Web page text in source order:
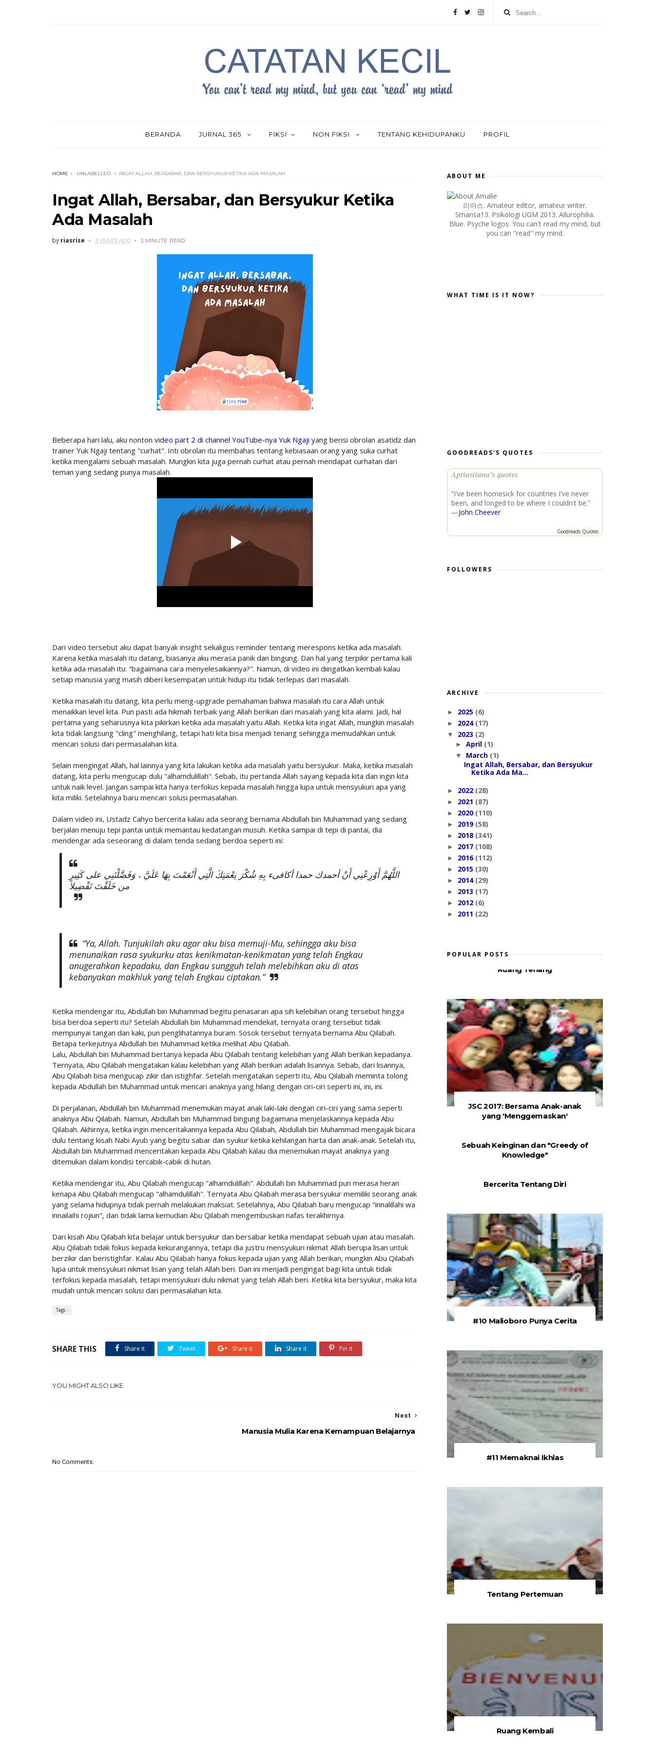
BERANDA JURNAL 365 FIKSI NON FIKSI TENTANG KEHIDUPANKU PROFIL
HOME UNLABELLED INGAT ALLAH, BERSABAR, DAN BERSYUKUR KETIKA ADA MASALAH
Ingat Allah, Bersabar, dan Bersyukur Ketika
Ada Masalah
by riasrise 3 YEARS AGO 2 MINUTE READ
Beberapa hari lalu, aku nonton video part 2 di channel YouTube-nya Yuk Ngaji yang berisi obrolan asatidz dan
trainer Yuk Ngaji tentang "curhat". Inti obrolan itu membahas tentang kebiasaan orang yang suka curhat
ketika mengalami sebuah masalah. Mungkin kita juga pernah curhat atau pernah mendapat curhatan dari
teman yang sedang punya masalah.
Dari video tersebut aku dapat banyak insight sekaligus reminder tentang merespons ketika ada masalah.
Karena ketika masalah itu datang, biasanya aku merasa panik dan bingung. Dan hal yang terpikir pertama kali
ketika ada masalah itu: "bagaimana cara menyelesaikannya?". Namun, di video ini diingatkan kembali kalau
setiap manusia yang masih diberi kesempatan untuk hidup itu tidak terlepas dari masalah.
Ketika masalah itu datang, kita perlu meng-upgrade pemahaman bahwa masalah itu cara Allah untuk
menaikkan level kita. Pun pasti ada hikmah terbaik yang Allah berikan dari masalah yang kita alami. Jadi, hal
pertama yang seharusnya kita pikirkan ketika ada masalah yaitu Allah. Ketika kita ingat Allah, mungkin masalah
kita tidak langsung "cling" menghilang, tetapi hati kita bisa menjadi tenang sehingga memudahkan untuk
mencari solusi dari permasalahan kita.
Selain mengingat Allah, hal lainnya yang kita lakukan ketika ada masalah yaitu bersyukur. Maka, ketika masalah
datang, kita perlu mengucap dulu "alhamdulillah". Sebab, itu pertanda Allah sayang kepada kita dan ingin kita
untuk naik level. Jangan sampai kita hanya terfokus kepada masalah hingga lupa untuk mensyukuri apa yang
kita miliki. Setelahnya baru mencari solusi permasalahan.
Dalam video ini, Ustadz Cahyo bercerita kalau ada seorang bernama Abdullah bin Muhammad yang sedang
berjalan menuju tepi pantai untuk memantau kedatangan musuh. Ketika sampai di tepi di pantai, dia
mendengar ada seseorang di dalam tenda sedang berdoa seperti ini:
اللَّهُمَّ أَوْزِعْنِي أَنْ أحمدك حمدا أكافىء بِهِ شُكْرَ نِعْمَتِكَ الَّتِي أَنْعَمْتَ بِهَا عَلَيَّ ، وَفَضَّلْتَنِي على كَثِيرٍ
من خَلَقْتَ تَفْضِيلا
“Ya, Allah. Tunjukilah aku agar aku bisa memuji-Mu, sehingga aku bisa
menunaikan rasa syukurku atas kenikmatan-kenikmatan yang telah Engkau
anugerahkan kepadaku, dan Engkau sungguh telah melebihkan aku di atas
kebanyakan makhluk yang telah Engkau ciptakan.”
Ketika mendengar itu, Abdullah bin Muhammad begitu penasaran apa sih kelebihan orang tersebut hingga
bisa berdoa seperti itu? Setelah Abdullah bin Muhammad mendekat, ternyata orang tersebut tidak
mempunyai tangan dan kaki, pun penglihatannya buram. Sosok tersebut ternyata bernama Abu Qilabah.
Betapa terkejutnya Abdullah bin Muhammad ketika melihat Abu Qilabah.
Lalu, Abdullah bin Muhammad bertanya kepada Abu Qilabah tentang kelebihan yang Allah berikan kepadanya.
Ternyata, Abu Qilabah mengatakan kalau kelebihan yang Allah berikan adalah lisannya. Sebab, dari lisannya,
Abu Qilabah bisa mengucap zikir dan istighfar. Setelah mengatakan seperti itu, Abu Qilabah meminta tolong
kepada Abdullah bin Muhammad untuk mencari anaknya yang hilang dengan ciri-ciri seperti ini, ini, ini.
Di perjalanan, Abdullah bin Muhammad menemukan mayat anak laki-laki dengan ciri-ciri yang sama seperti
anaknya Abu Qilabah. Namun, Abdullah bin Muhammad bingung bagaimana menjelaskannya kepada Abu
Qilabah. Akhirnya, ketika ingin menceritakannya kepada Abu Qilabah, Abdullah bin Muhammad mengajak bicara
dulu tentang kisah Nabi Ayub yang begitu sabar dan syukur ketika kehilangan harta dan anak-anak. Setelah itu,
Abdullah bin Muhammad menceritakan kepada Abu Qilabah kalau dia menemukan mayat anaknya yang
ditemukan dalam kondisi tercabik-cabik di hutan.
Ketika mendengar itu, Abu Qilabah mengucap "alhamdulillah". Abdullah bin Muhammad pun merasa heran
kenapa Abu Qilabah mengucap "alhamdulillah". Ternyata Abu Qilabah merasa bersyukur memiliki seorang anak
yang selama hidupnya tidak pernah melakukan maksiat. Setelahnya, Abu Qilabah baru mengucap "innalillahi wa
innailaihi rojiun", dan tidak lama kemudian Abu Qilabah mengembuskan nafas terakhirnya.
Dari kisah Abu Qilabah kita belajar untuk bersyukur dan bersabar ketika mendapat sebuah ujian atau masalah.
Abu Qilabah tidak fokus kepada kekurangannya, tetapi dia justru mensyukuri nikmat Allah berupa lisan untuk
berzikir dan beristighfar. Kalau Abu Qilabah hanya fokus kepada ujian yang Allah berikan, mungkin Abu Qilabah
lupa untuk mensyukuri nikmat lisan yang telah Allah beri. Dan ini menjadi pengingat bagi kita untuk tidak
terfokus kepada masalah, tetapi mensyukuri dulu nikmat yang telah Allah beri. Ketika kita bersyukur, maka kita
mudah untuk mencari solusi dari permasalahan kita.
Tags :
SHARE THIS Share it Tweet Share it Share it Pin it
YOU MIGHT ALSO LIKE
Next
Manusia Mulia Karena Kemampuan Belajarnya
No Comments:
ABOUT ME
리야스. Amateur editor, amateur writer.
Smansa13. Psikologi UGM 2013. Ailurophilia.
Blue. Psyche logos. You can't read my mind, but
you can "read" my mind.
WHAT TIME IS IT NOW?
GOODREADS'S QUOTES
Apriastiana’s quotes
“I've been homesick for countries I've never
been, and longed to be where I couldn't be.”
—John Cheever
Goodreads Quotes
FOLLOWERS
ARCHIVE
► 2025 (6)
► 2024 (17)
▼ 2023 (2)
► April (1)
▼ March (1)
Ingat Allah, Bersabar, dan Bersyukur
Ketika Ada Ma...
► 2022 (28)
► 2021 (87)
► 2020 (110)
► 2019 (58)
► 2018 (341)
► 2017 (108)
► 2016 (112)
► 2015 (30)
► 2014 (29)
► 2013 (17)
► 2012 (6)
► 2011 (22)
POPULAR POSTS
Ruang Tenang
JSC 2017: Bersama Anak-anak
yang 'Menggemaskan'
Sebuah Keinginan dan "Greedy of
Knowledge"
Bercerita Tentang Diri
#10 Malioboro Punya Cerita
#11 Memaknai Ikhlas
Tentang Pertemuan
Ruang Kembali